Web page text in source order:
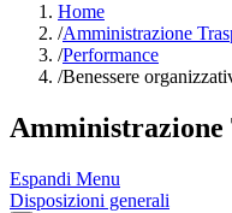
Home
/Amministrazione
/Performance
/Benessere
Amministrazione
Espandi Menu
Disposizioni generali